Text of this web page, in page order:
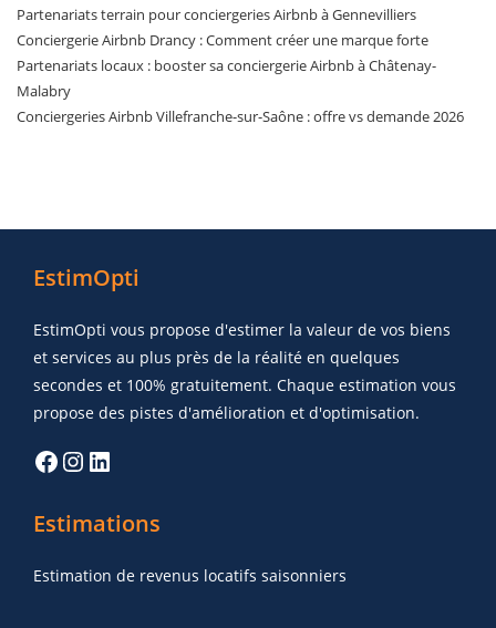
Partenariats terrain pour conciergeries Airbnb à Gennevilliers
Conciergerie Airbnb Drancy : Comment créer une marque forte
Partenariats locaux : booster sa conciergerie Airbnb à Châtenay-
Malabry
Conciergeries Airbnb Villefranche-sur-Saône : offre vs demande 2026
EstimOpti
EstimOpti vous propose d'estimer la valeur de vos biens
et services au plus près de la réalité en quelques
secondes et 100% gratuitement. Chaque estimation vous
propose des pistes d'amélioration et d'optimisation.
Estimations
Estimation de revenus locatifs saisonniers